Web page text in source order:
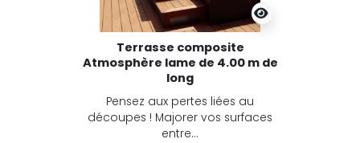
Terrasse composite
Atmosphère lame de 4.00 m de
long
Pensez aux pertes liées au
découpes ! Majorer vos surfaces
entre...